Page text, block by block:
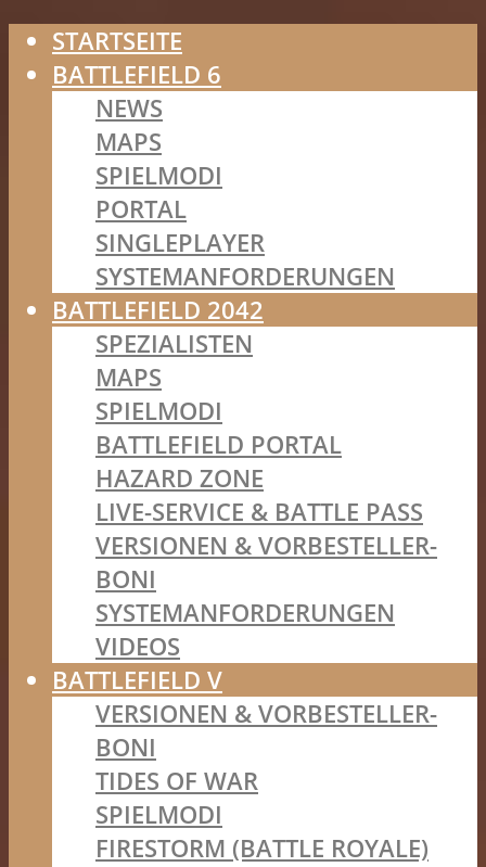
STARTSEITE
BATTLEFIELD 6
NEWS
MAPS
SPIELMODI
PORTAL
SINGLEPLAYER
SYSTEMANFORDERUNGEN
BATTLEFIELD 2042
SPEZIALISTEN
MAPS
SPIELMODI
BATTLEFIELD PORTAL
HAZARD ZONE
LIVE-SERVICE & BATTLE PASS
VERSIONEN & VORBESTELLER-
BONI
SYSTEMANFORDERUNGEN
VIDEOS
BATTLEFIELD V
VERSIONEN & VORBESTELLER-
BONI
TIDES OF WAR
SPIELMODI
FIRESTORM (BATTLE ROYALE)